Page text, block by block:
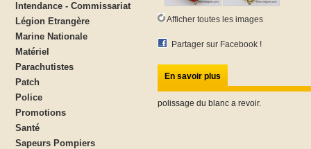
Intendance - Commissariat
Légion Etrangère
Marine Nationale
Matériel
Parachutistes
Patch
Police
Promotions
Santé
Sapeurs Pompiers
Afficher toutes les images
Partager sur Facebook !
En savoir plus
polissage du blanc a revoir.